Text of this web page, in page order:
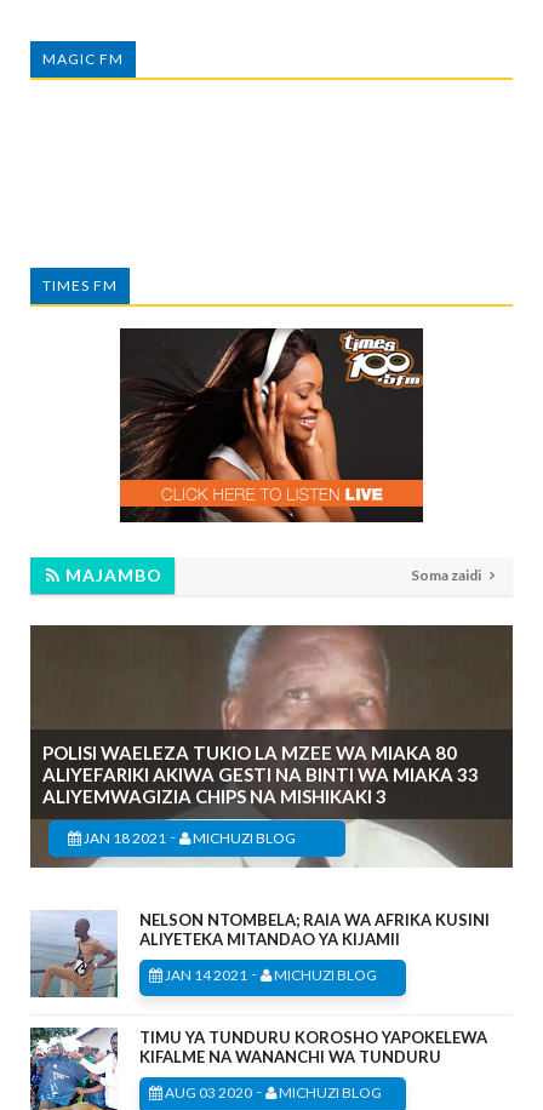
MAGIC FM
TIMES FM
MAJAMBO Soma zaidi
POLISI WAELEZA TUKIO LA MZEE WA MIAKA 80
ALIYEFARIKI AKIWA GESTI NA BINTI WA MIAKA 33
ALIYEMWAGIZIA CHIPS NA MISHIKAKI 3
JAN 18 2021 - MICHUZI BLOG
NELSON NTOMBELA; RAIA WA AFRIKA KUSINI
ALIYETEKA MITANDAO YA KIJAMII
JAN 14 2021 - MICHUZI BLOG
TIMU YA TUNDURU KOROSHO YAPOKELEWA
KIFALME NA WANANCHI WA TUNDURU
AUG 03 2020 - MICHUZI BLOG